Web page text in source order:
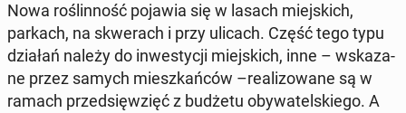
Nowa ro­ślin­ność pojawia się w lasach miej­skich,
parkach, na skwe­rach i przy ulicach. Część tego typu
działań należy do in­we­sty­cji miej­skich, inne – wska­za­
ne przez samych miesz­kań­ców –re­ali­zo­wa­ne są w
ramach przed­się­wzięć z budżetu oby­wa­tel­skie­go. A